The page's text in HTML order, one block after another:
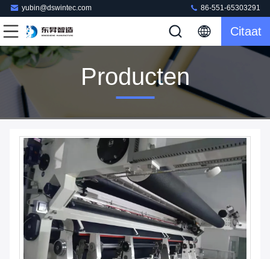
yubin@dswintec.com 86-551-65303291
Citaat
Producten